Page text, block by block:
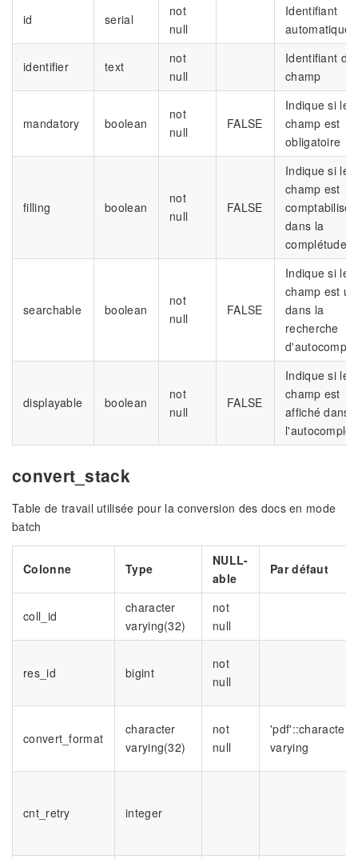
id serial
not
null
Identifiant
automatique
identifier text
not
null
Identifiant du
champ
mandatory boolean
not
null
FALSE
Indique si le
champ est
obligatoire
filling boolean
not
null
FALSE
Indique si le
champ est
comptabilisé
dans la
complétude
searchable boolean
not
null
FALSE
Indique si le
champ est
dans la
recherche
displayable boolean
not
null
FALSE
Indique si le
champ est
affiché dans
convert_stack
Table de travail utilisée pour la conversion des docs en mode
batch
Colonne Type
NULL-
able
Par défaut
coll_id
character
varying(32)
not
null
res_id bigint
not
null
convert_format
character
varying(32)
not
null
'pdf'::character
varying
cnt_retry integer